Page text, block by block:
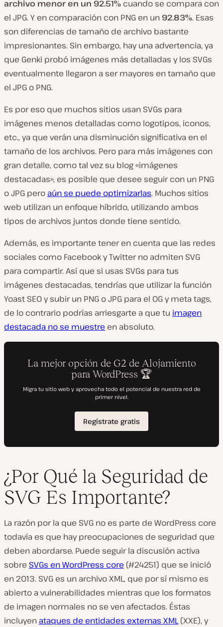
archivo menor en un 92.51% cuando se compara con
el JPG. Y en comparación con PNG en un 92.83%. Esas
son diferencias de tamaño de archivo bastante
impresionantes. Sin embargo, hay una advertencia, ya
que Genki probó imágenes más detalladas y los SVGs
eventualmente llegaron a ser mayores en tamaño que
el JPG o PNG.
Es por eso que muchos sitios usan SVGs para
imágenes menos detalladas como logotipos, iconos,
etc., ya que verán una disminución significativa en el
tamaño de los archivos. Pero para más imágenes con
gran detalle, como tal vez su blog «imágenes
destacadas», es posible que desee seguir con un PNG
o JPG pero aún se puede optimizarlas. Muchos sitios
web utilizan un enfoque híbrido, utilizando ambos
tipos de archivos juntos donde tiene sentido.
Además, es importante tener en cuenta que las redes
sociales como Facebook y Twitter no admiten SVG
para compartir. Así que si usas SVGs para tus
imágenes destacadas, tendrías que utilizar la función
Yoast SEO y subir un PNG o JPG para el OG y meta tags,
de lo contrario podrías arriesgarte a que tu imagen
destacada no se muestre en absoluto.
¿Por Qué la Seguridad de
SVG Es Importante?
La razón por la que SVG no es parte de WordPress core
todavía es que hay preocupaciones de seguridad que
deben abordarse. Puede seguir la discusión activa
sobre SVGs en WordPress core (#24251) que se inició
en 2013. SVG es un archivo XML, que por sí mismo es
abierto a vulnerabilidades mientras que los formatos
de imagen normales no se ven afectados. Éstas
incluyen ataques de entidades externas XML(XXE), y